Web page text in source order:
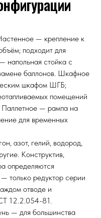
— крепление к
подходит для
напольная стойка с
баллонов. Шкафное
шкафом ШГБ;
помещений
Паллетное — рампа на
для временных
азот, гелий, водород,
Конструктив,
определяются
только редуктор серии
отводе и
12.2.054-81.
— для большинства